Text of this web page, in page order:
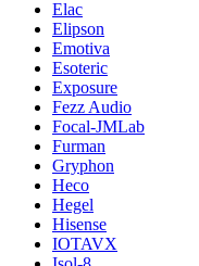
Elac
Elipson
Emotiva
Esoteric
Exposure
Fezz Audio
Focal-JMLab
Furman
Gryphon
Heco
Hegel
Hisense
IOTAVX